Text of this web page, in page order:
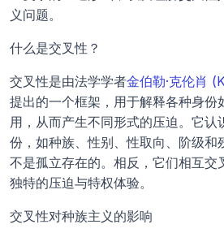
义问题。
什么是交叉性？
交叉性是由法学学者金伯勒·克伦肖
提出的一个框架，用于解释各种身份
用，从而产生不同形式的压迫。它认
份，如种族、性别、性取向、阶级和
不是孤立存在的。相反，它们相互交
独特的压迫与特权体验。
交叉性对种族主义的影响